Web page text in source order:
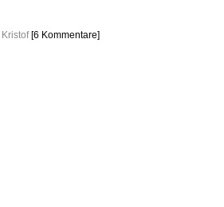
Kristof [6 Kommentare]